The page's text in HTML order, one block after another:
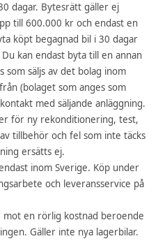
dagar. Bytesrätt gäller ej
till 600.000 kr och endast en
köpt begagnad bil i 30 dagar
kan endast byta till en annan
som säljs av det bolag inom
(bolaget som anges som
med säljande anläggning.
för ny rekonditionering, test,
tillbehör och fel som inte täcks
ersätts ej.
inom Sverige. Köp under
och leveransservice på
mot en rörlig kostnad beroende
Gäller inte nya lagerbilar.